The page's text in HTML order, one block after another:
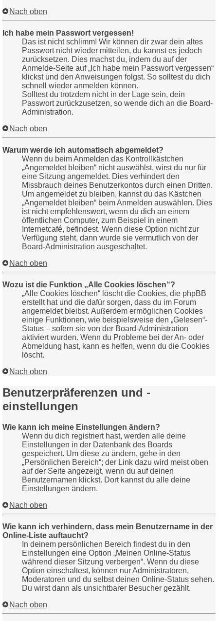
Nach oben
Ich habe mein Passwort vergessen!
Das ist nicht schlimm! Wir können dir zwar dein altes
Passwort nicht wieder mitteilen, du kannst es jedoch
zurücksetzen. Dies machst du, indem du auf der
Anmelde-Seite auf „Ich habe mein Passwort vergessen“
klickst und den Anweisungen folgst. So solltest du dich
schnell wieder anmelden können.
Solltest du trotzdem nicht in der Lage sein, dein
Passwort zurückzusetzen, so wende dich an die Board-
Administration.
Nach oben
Warum werde ich automatisch abgemeldet?
Wenn du beim Anmelden das Kontrollkästchen
„Angemeldet bleiben“ nicht auswählst, wirst du nur für
eine Sitzung angemeldet. Dies verhindert den
Missbrauch deines Benutzerkontos durch einen Dritten.
Um angemeldet zu bleiben, kannst du das Kästchen
„Angemeldet bleiben“ beim Anmelden auswählen. Dies
ist nicht empfehlenswert, wenn du dich an einem
öffentlichen Computer, zum Beispiel in einem
Internetcafé, befindest. Wenn diese Option nicht zur
Verfügung steht, dann wurde sie vermutlich von der
Board-Administration ausgeschaltet.
Nach oben
Wozu ist die Funktion „Alle Cookies löschen“?
„Alle Cookies löschen“ löscht die Cookies, die phpBB
erstellt hat und die dafür sorgen, dass du im Forum
angemeldet bleibst. Außerdem ermöglichen Cookies
einige Funktionen, wie beispielsweise den „Gelesen“-
Status – sofern sie von der Board-Administration
aktiviert wurden. Wenn du Probleme bei der An- oder
Abmeldung hast, kann es helfen, wenn du die Cookies
löscht.
Nach oben
Benutzerpräferenzen und -
einstellungen
Wie kann ich meine Einstellungen ändern?
Wenn du dich registriert hast, werden alle deine
Einstellungen in der Datenbank des Boards
gespeichert. Um diese zu ändern, gehe in den
„Persönlichen Bereich“; der Link dazu wird meist oben
auf der Seite angezeigt, wenn du auf deinen
Benutzernamen klickst. Dort kannst du alle deine
Einstellungen ändern.
Nach oben
Wie kann ich verhindern, dass mein Benutzername in der
Online-Liste auftaucht?
In deinem persönlichen Bereich findest du in den
Einstellungen eine Option „Meinen Online-Status
während dieser Sitzung verbergen“. Wenn du diese
Option einschaltest, können nur Administratoren,
Moderatoren und du selbst deinen Online-Status sehen.
Du wirst dann als unsichtbarer Besucher gezählt.
Nach oben